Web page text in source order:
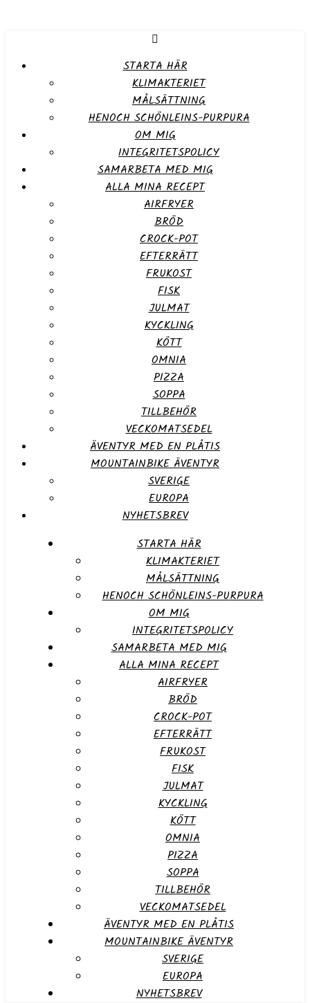
STARTA HÄR
KLIMAKTERIET
MÅLSÄTTNING
HENOCH SCHÖNLEINS-PURPURA
OM MIG
INTEGRITETSPOLICY
SAMARBETA MED MIG
ALLA MINA RECEPT
AIRFRYER
BRÖD
CROCK-POT
EFTERRÄTT
FRUKOST
FISK
JULMAT
KYCKLING
KÖTT
OMNIA
PIZZA
SOPPA
TILLBEHÖR
VECKOMATSEDEL
ÄVENTYR MED EN PLÅTIS
MOUNTAINBIKE ÄVENTYR
SVERIGE
EUROPA
NYHETSBREV
STARTA HÄR
KLIMAKTERIET
MÅLSÄTTNING
HENOCH SCHÖNLEINS-PURPURA
OM MIG
INTEGRITETSPOLICY
SAMARBETA MED MIG
ALLA MINA RECEPT
AIRFRYER
BRÖD
CROCK-POT
EFTERRÄTT
FRUKOST
FISK
JULMAT
KYCKLING
KÖTT
OMNIA
PIZZA
SOPPA
TILLBEHÖR
VECKOMATSEDEL
ÄVENTYR MED EN PLÅTIS
MOUNTAINBIKE ÄVENTYR
SVERIGE
EUROPA
NYHETSBREV